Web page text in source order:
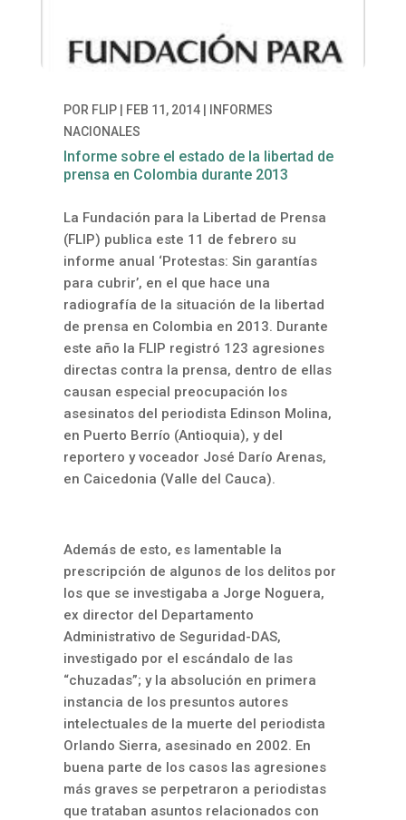
POR FLIP| FEB 11, 2014|
INFORMES
NACIONALES
Informe sobre el estado de la libertad de
prensa en Colombia durante 2013
La Fundación para la Libertad de Prensa
(FLIP) publica este 11 de febrero su
informe anual ‘Protestas: Sin garantías
para cubrir’, en el que hace una
radiografía de la situación de la libertad
de prensa en Colombia en 2013. Durante
este año la FLIP registró 123 agresiones
directas contra la prensa, dentro de ellas
causan especial preocupación los
asesinatos del periodista Edinson Molina,
en Puerto Berrío (Antioquia), y del
reportero y voceador José Darío Arenas,
en Caicedonia (Valle del Cauca).
Además de esto, es lamentable la
prescripción de algunos de los delitos por
los que se investigaba a Jorge Noguera,
ex director del Departamento
Administrativo de Seguridad-DAS,
investigado por el escándalo de las
“chuzadas”; y la absolución en primera
instancia de los presuntos autores
intelectuales de la muerte del periodista
Orlando Sierra, asesinado en 2002. En
buena parte de los casos las agresiones
más graves se perpetraron a periodistas
que trataban asuntos relacionados con